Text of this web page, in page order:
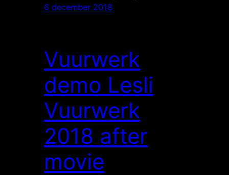
6 december 2018
Vuurwerk
demo Lesli
Vuurwerk
2018 after
movie